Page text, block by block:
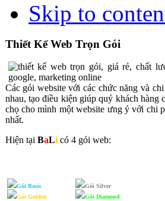
Skip to
Thiết Kế Web Trọn Gói
Các gói website với các chức năng và
nhau, tạo điều kiện giúp quý khách hàng
chọ cho mình một website ưng ý với chi
nhất.
Hiện tại BaLicó 4 gói web:
Gói Basic
Gói Golden
Gói Silver
Gói Diamond